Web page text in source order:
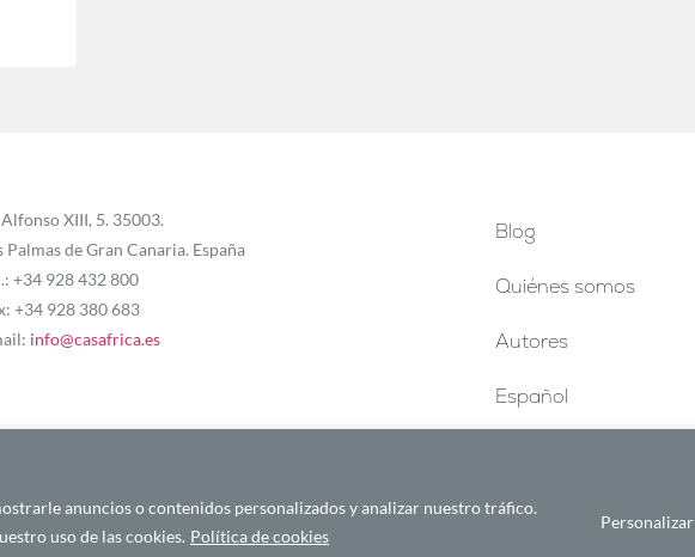
anuncios o contenidos personalizados y analizar nuestro tráfico.
uso de las cookies. Política de cookies
Personalizar
XIII, 5. 35003.
Palmas de Gran Canaria. España
+34 928 432 800
+34 928 380 683
info@casafrica.es
Blog
Quiénes somos
Autores
Español
Español